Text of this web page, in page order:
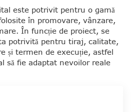
este potrivit pentru o gamă
în promovare, vânzare,
În funcție de proiect, se
potrivită pentru tiraj, calitate,
și termen de execuție, astfel
să fie adaptat nevoilor reale